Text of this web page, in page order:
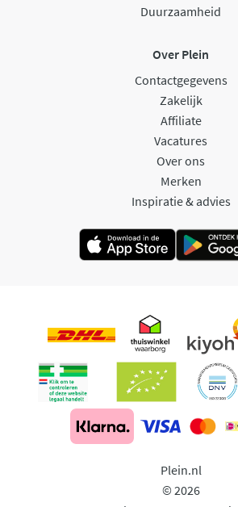
Duurzaamheid
Over Plein
Contactgegevens
Zakelijk
Affiliate
Vacatures
Over ons
Merken
Inspiratie & advies
Plein.nl
© 2026